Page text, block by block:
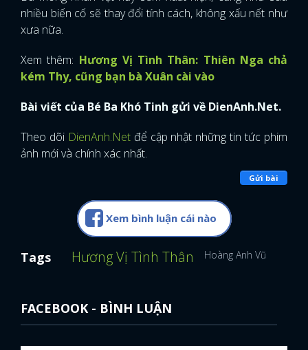
nhiều biến cố sẽ thay đổi tính cách, không xấu nết như
xưa nữa.
Xem thêm: Hương Vị Tình Thân: Thiên Nga chả
kém Thy, cũng bạn bà Xuân cài vào
Bài viết của Bé Ba Khó Tinh gửi về DienAnh.Net.
Theo dõi DienAnh.Netđể cập nhật những tin tức phim
ảnh mới và chính xác nhất.
Gửi bài
Xem bình luận cái nào
Tags Hương Vị Tình Thân Hoàng Anh Vũ
FACEBOOK - BÌNH LUẬN